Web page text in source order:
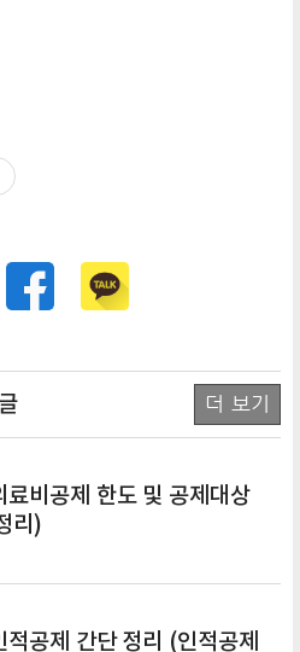
더 보기
료비공제 한도 및 공제대상
리)
적공제 간단 정리 (인적공제